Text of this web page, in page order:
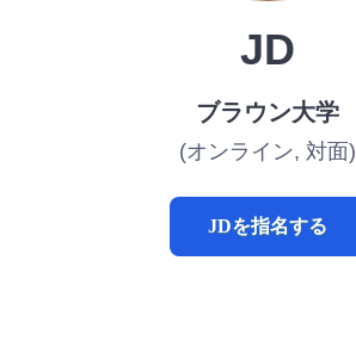
JD
ブラウン大学
(オンライン, 対面)
JDを指名する